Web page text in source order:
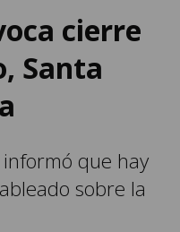
cierre
Santa
que hay
sobre la